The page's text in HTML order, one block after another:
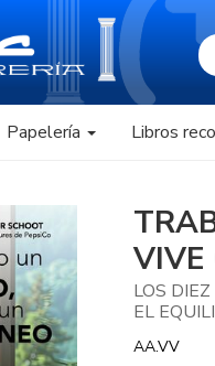
Papelería Libros
VIVE
LOS
EL
AA.VV